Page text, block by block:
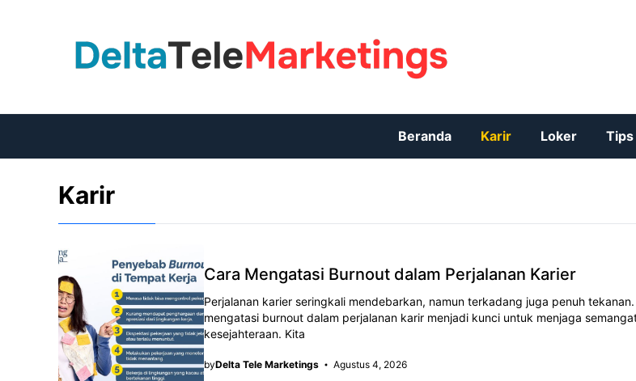
Beranda Karir Loker
Karir
Cara Mengatasi Burnout dalam Perjalanan Karier
Perjalanan karier seringkali mendebarkan, namun terkadang juga penuh tekanan.
mengatasi burnout dalam perjalanan karir menjadi kunci untuk menjaga
kesejahteraan. Kita
byDelta Tele Marketings Agustus 4, 2026